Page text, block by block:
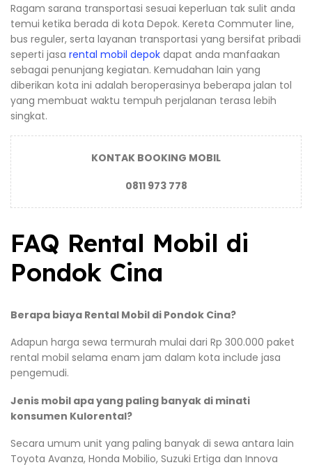
Ragam sarana transportasi sesuai keperluan tak sulit anda
temui ketika berada di kota Depok. Kereta Commuter line,
bus reguler, serta layanan transportasi yang bersifat pribadi
seperti jasa rental mobil depok dapat anda manfaakan
sebagai penunjang kegiatan. Kemudahan lain yang
diberikan kota ini adalah beroperasinya beberapa jalan tol
yang membuat waktu tempuh perjalanan terasa lebih
singkat.
KONTAK BOOKING MOBIL
0811 973 778
FAQ Rental Mobil di
Pondok Cina
Berapa biaya Rental Mobil di Pondok Cina?
Adapun harga sewa termurah mulai dari Rp 300.000 paket
rental mobil selama enam jam dalam kota include jasa
pengemudi.
Jenis mobil apa yang paling banyak di minati
konsumen Kulorental?
Secara umum unit yang paling banyak di sewa antara lain
Toyota Avanza, Honda Mobilio, Suzuki Ertiga dan Innova